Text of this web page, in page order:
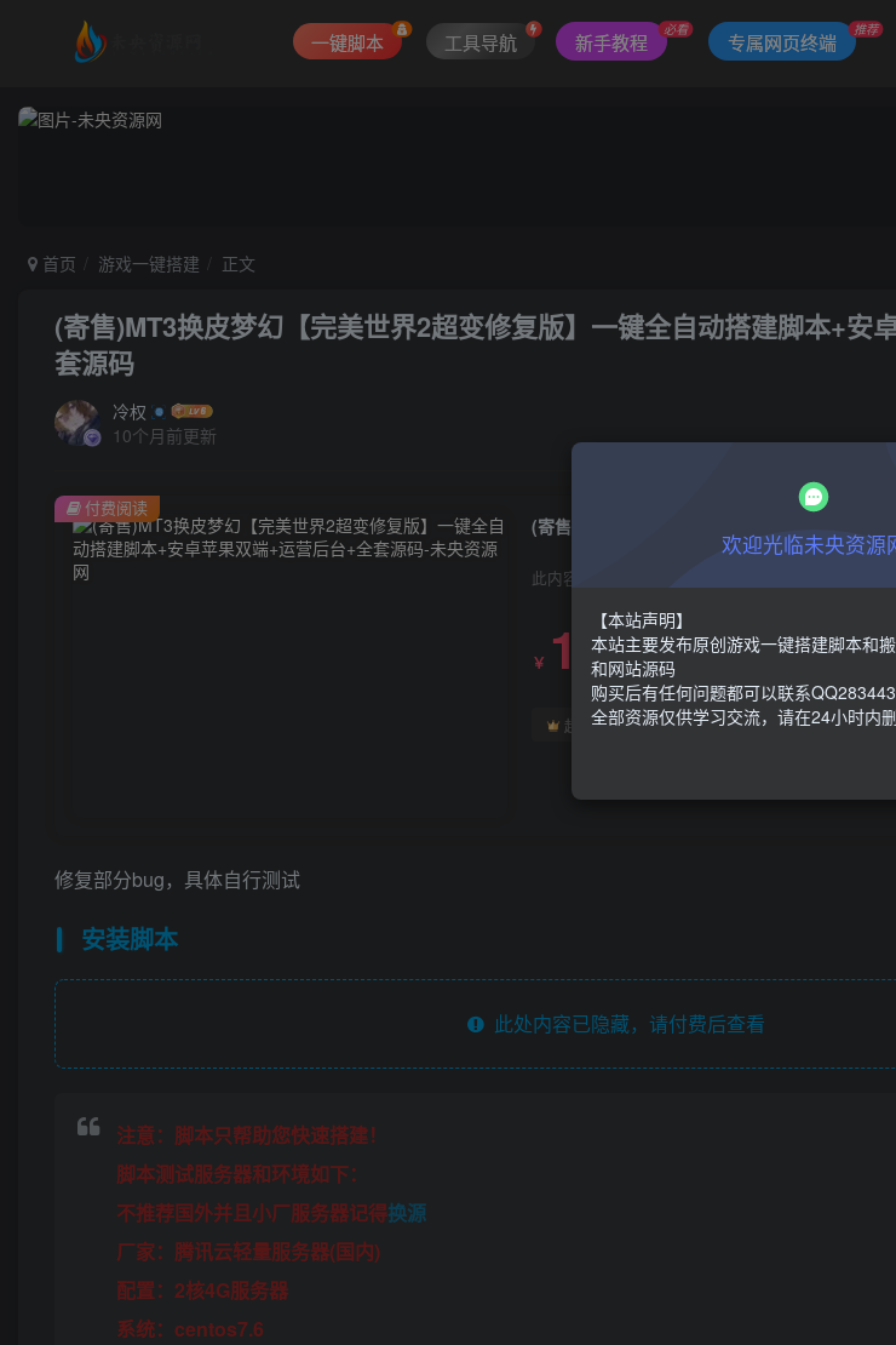
一键脚本 工具导航 新手教程
必看
专属网页终端
推荐
首页 游戏一键搭建 正文
(寄售)MT3换皮梦幻【完美世界2超变修复版】一键全自动搭建脚本+安
套源码
冷权
10个月前更新
此内容为付费阅读，请付费后查看
￥ 100 限时特惠
￥300
超级会员￥90 至尊会员 ￥80
付费阅读
修复部分bug，具体自行测试
安装脚本
此处内容已隐藏，请付费后查看
注意：脚本只帮助您快速搭建！
脚本测试服务器和环境如下：
不推荐国外并且小厂服务器记得换源
厂家：腾讯云轻量服务器(国内)
配置：2核4G服务器
系统：centos7.6
欢迎光临未央资源
【本站声明】
本站主要发布原创游戏一键搭建脚本和
和网站源码
购买后有任何问题都可以联系
全部资源仅供学习交流，请在24小时内